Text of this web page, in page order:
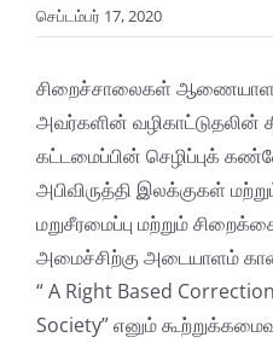
செப்டம்பர் 17, 2020
சிறைச்சாலைகள் ஆணையாளர்
அவர்களின்
கட்டமைப்பின் செழிப்புக்
அபிவிருத்தி இலக்குகள்
மறுசீரமைப்பு மற்றும்
அமைச்சிற்கு அடையாளம்
“ A Right Based
Society” எனும்